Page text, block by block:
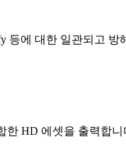
등에 대한 일관되고
한 HD 에셋을 출력합니